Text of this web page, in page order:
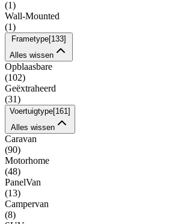
(1)
Wall-Mounted
(1)
Frametype[133]
Alles wissen
Opblaasbare
(102)
Geëxtraheerd
(31)
Voertuigtype[161 ]
Alles wissen
Caravan
(90)
Motorhome
(48)
PanelVan
(13)
Campervan
(8)